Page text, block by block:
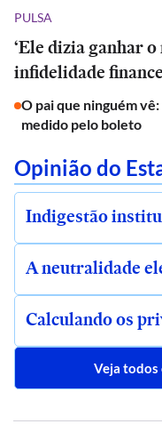
PULSA
‘Ele dizia ganhar o
infidelidade
O pai que ninguém
medido pelo boleto
Opinião do
Indigestão
A neutralidade
Calculando os
Veja todos